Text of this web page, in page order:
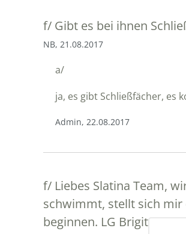
f/ Gibt es bei ihnen
NB, 21.08.2017
a/
ja, es gibt Schließfächer, es
Admin, 22.08.2017
f/ Liebes Slatina Team,
schwimmt, stellt sich mir
beginnen. LG Brigitte